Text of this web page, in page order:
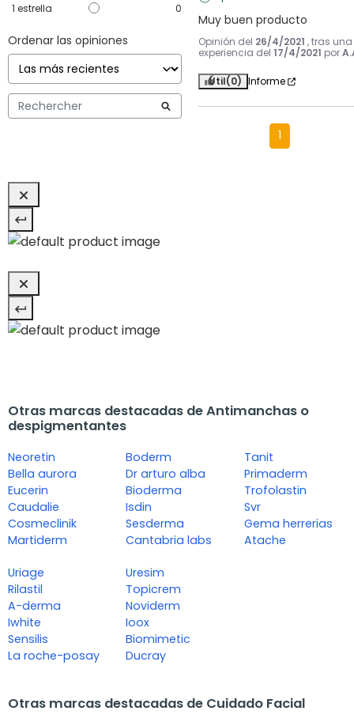
1 estrella 0
Ordenar las opiniones
Muy buen producto
Opinión del 26/4/2021 , tras una
experiencia del 17/4/2021 por
Útil(0) Informe
1
Otras marcas destacadas de Antimanchas o
despigmentantes
Neoretin
Bella aurora
Eucerin
Caudalie
Cosmeclinik
Martiderm
Boderm
Dr arturo alba
Bioderma
Isdin
Sesderma
Cantabria labs
Tanit
Primaderm
Trofolastin
Svr
Gema herrerias
Atache
Uriage
Rilastil
A-derma
Iwhite
Sensilis
La roche-posay
Uresim
Topicrem
Noviderm
Ioox
Biomimetic
Ducray
Otras marcas destacadas de Cuidado Facial